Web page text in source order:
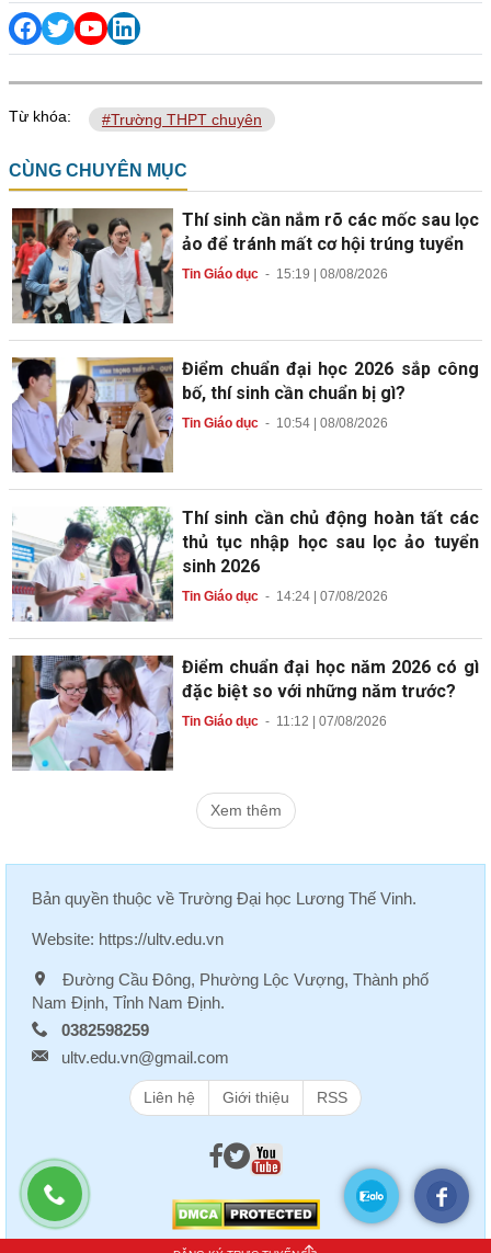
Từ khóa: #Trường THPT chuyên
CÙNG CHUYÊN MỤC
Thí sinh cần nắm rõ các mốc sau lọc
ảo để tránh mất cơ hội trúng tuyển
Tin Giáo dục- 15:19 | 08/08/2026
Điểm chuẩn đại học 2026 sắp công
bố, thí sinh cần chuẩn bị gì?
Tin Giáo dục- 10:54 | 08/08/2026
Thí sinh cần chủ động hoàn tất các
thủ tục nhập học sau lọc ảo tuyển
sinh 2026
Tin Giáo dục- 14:24 | 07/08/2026
Điểm chuẩn đại học năm 2026 có gì
đặc biệt so với những năm trước?
Tin Giáo dục- 11:12 | 07/08/2026
Xem thêm
Bản quyền thuộc về Trường Đại học Lương Thế Vinh.
Website: https://ultv.edu.vn
Đường Cầu Đông, Phường Lộc Vượng, Thành phố
Nam Định, Tỉnh Nam Định.
0382598259
ultv.edu.vn@gmail.com
Liên hệ Giới thiệu RSS